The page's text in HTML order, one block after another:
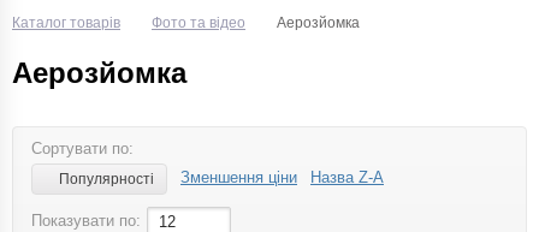
Каталог товарів Фото та відео Аерозйомка
Аерозйомка
Сортувати по:
Популярності Зменшення ціни Назва Z-A
Показувати по:
12